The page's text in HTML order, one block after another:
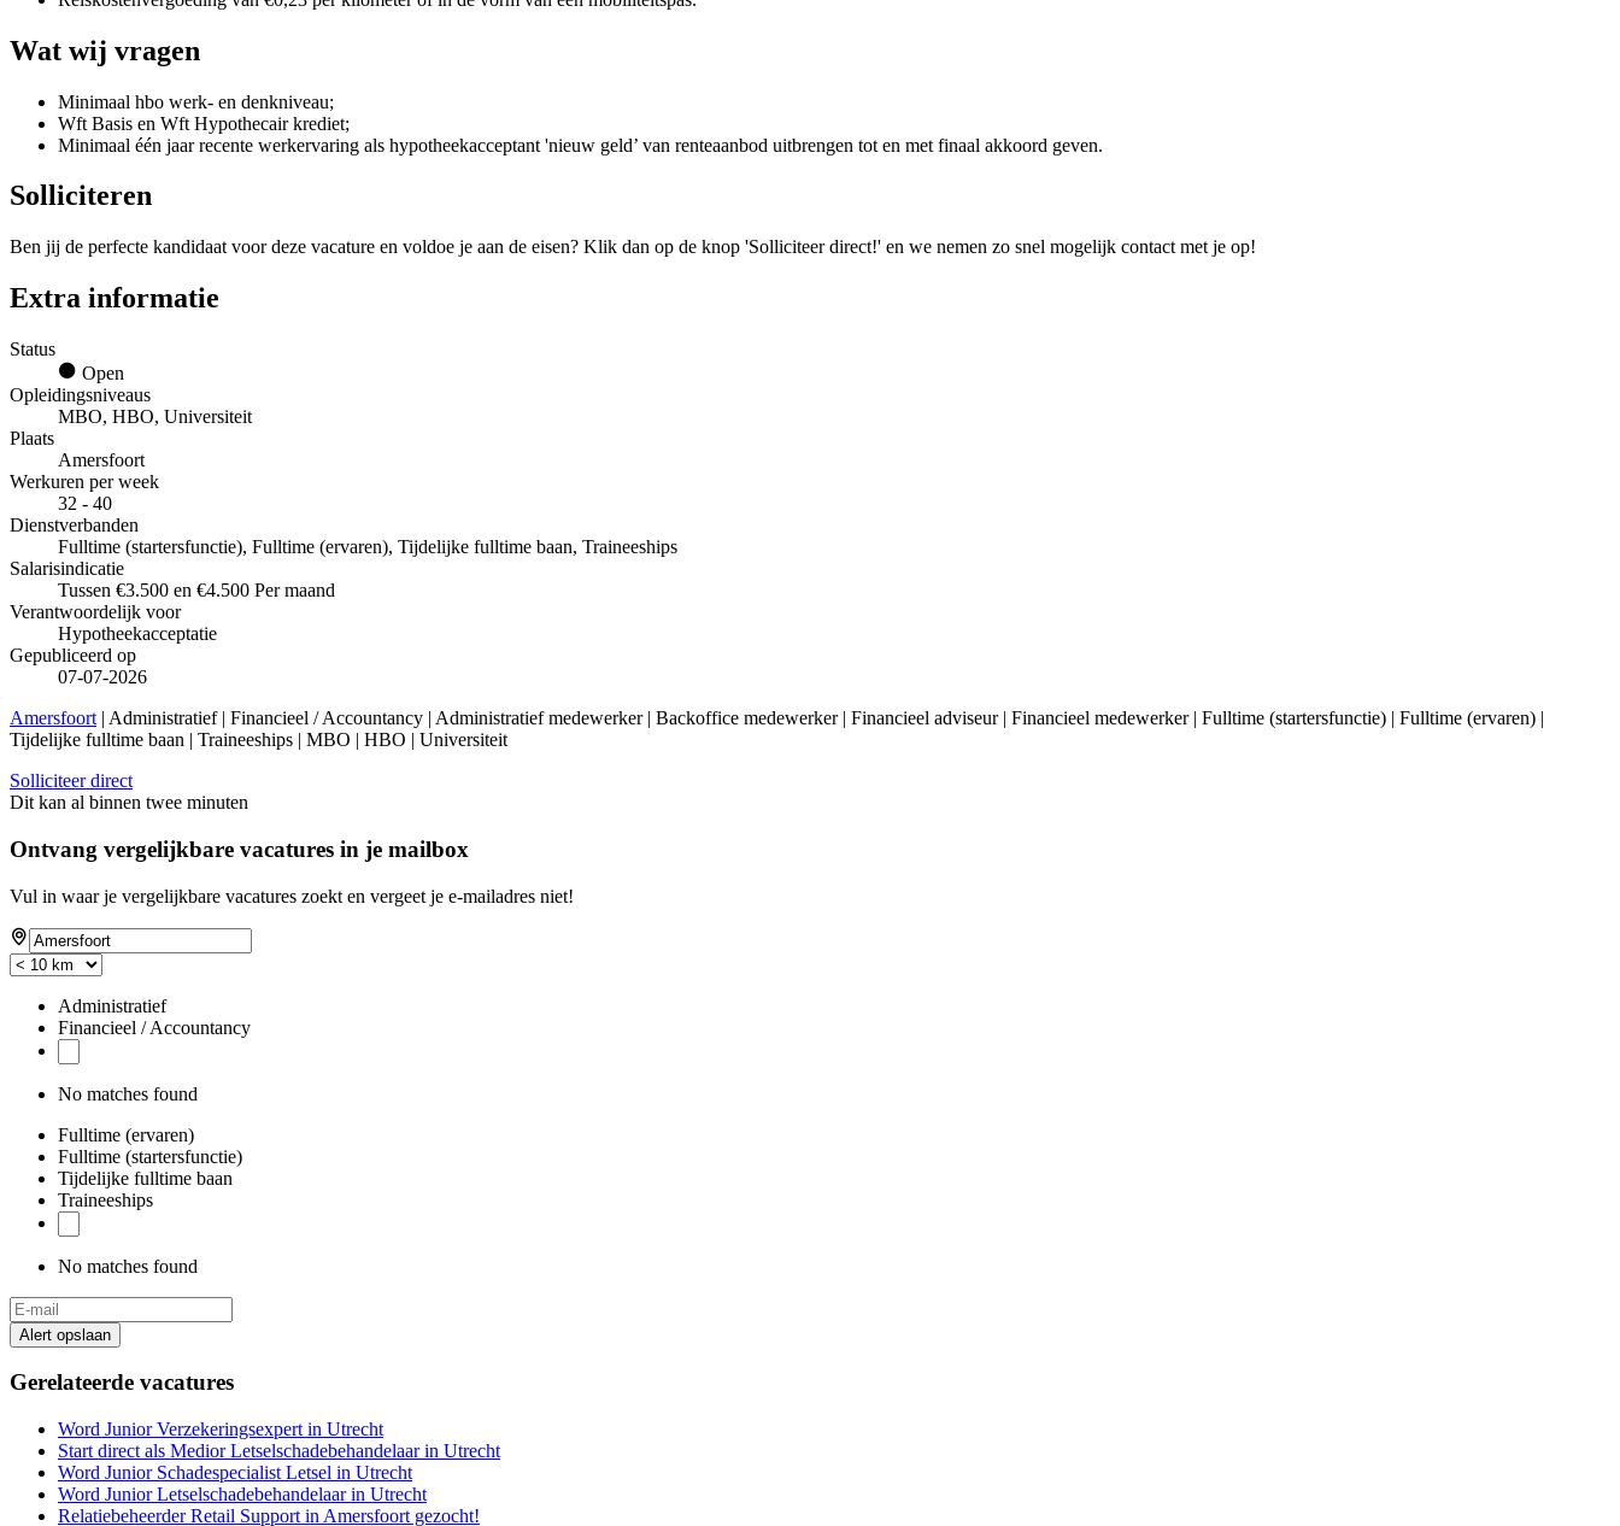
Wat wij vragen
Minimaal hbo werk- en denkniveau;
Wft Basis en Wft Hypothecair krediet;
Minimaal één jaar recente werkervaring als hypotheekacceptant 'nieuw geld’ van renteaanbod uitbrengen tot en met finaal akkoord geven.
Solliciteren
Ben jij de perfecte kandidaat voor deze vacature en voldoe je aan de eisen? Klik dan op de knop 'Solliciteer direct!' en we nemen zo snel mogelijk contact met je op!
Extra informatie
Status
Open
Opleidingsniveaus
MBO, HBO, Universiteit
Plaats
Amersfoort
Werkuren per week
32 - 40
Dienstverbanden
Fulltime (startersfunctie), Fulltime (ervaren), Tijdelijke fulltime baan, Traineeships
Salarisindicatie
Tussen €3.500 en €4.500 Per maand
Verantwoordelijk voor
Hypotheekacceptatie
Gepubliceerd op
07-07-2026
Amersfoort | Administratief | Financieel / Accountancy | Administratief medewerker | Backoffice medewerker | Financieel adviseur | Financieel medewerker | Fulltime (startersfunctie) | Fulltime (ervaren) |
Tijdelijke fulltime baan | Traineeships | MBO | HBO | Universiteit
Solliciteer direct
Dit kan al binnen twee minuten
Ontvang vergelijkbare vacatures in je mailbox
Vul in waar je vergelijkbare vacatures zoekt en vergeet je e-mailadres niet!
Administratief
Financieel / Accountancy
No matches found
Fulltime (ervaren)
Fulltime (startersfunctie)
Tijdelijke fulltime baan
Traineeships
No matches found
Alert opslaan
Gerelateerde vacatures
Word Junior Verzekeringsexpert in Utrecht
Start direct als Medior Letselschadebehandelaar in Utrecht
Word Junior Schadespecialist Letsel in Utrecht
Word Junior Letselschadebehandelaar in Utrecht
Relatiebeheerder Retail Support in Amersfoort gezocht!